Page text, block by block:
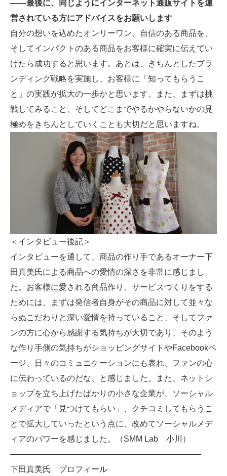
――最後に、同じようにインターネット通販サイトを運
営されている方にアドバイスをお願いします
自分の想いを込めたオンリーワン、自信のある商品を、
そしてインパクトのある商品をお客様に確実に伝えてい
けたら成功すると思います。あとは、きちんとしたブラ
ンディング戦略を実施し、お客様に「知ってもらうこ
と」の実践が拡大の一歩かと思います。また、まずは挑
戦してみること、そしてどこまでやるかやらないかの見
極めをきちんとしていくことも大切だと思いますね。
＜インタビュー後記＞
インタビューを通して、商品の作り手であるオーナー下
田真美氏による商品への愛情の深さを非常に感じまし
た。お客様に愛される商品作り、サービスづくりをする
ためには、まずは発信者自身がその商品に対して並々な
らぬこだわりと深い愛情を持っていること、そしてファ
ンの方に心から感謝する気持ちが大切であり、そのよう
な作り手側の気持ちがショッピングサイトやFacebookペ
ージ、日々のコミュニケーションにも表れ、ファンの心
に伝わっているのだな、と感じました。また、ネットシ
ョップを立ち上げたばかりの小さな企業が、ソーシャル
メディアで「見つけてもらい」、クチコミしてもらうこ
とで拡大していったという点に、改めてソーシャルメデ
ィアのパワーを感じました。（SMM Lab 小川）
———————————————————————–
下田真美氏 プロフィール